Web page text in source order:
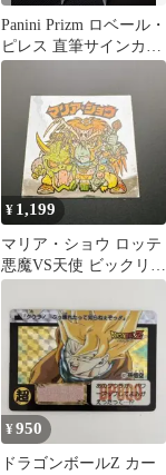
Panini Prizm ロベール・
ピレス 直筆サインカー
ド
¥ 1,199
マリア・ショウ ロッテ
悪魔VS天使 ビックリマ
ンシール
¥950
ドラゴンボールZ カー